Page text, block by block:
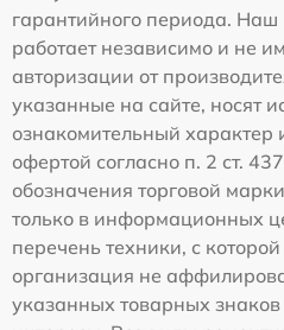
гарантийного периода.
работает независимо и не
авторизации от
указанные на сайте, носят
ознакомительный характер
офертой согласно п. 2 ст.
обозначения торговой
только в информационных
перечень техники, с
организация не
указанных товарных знаков